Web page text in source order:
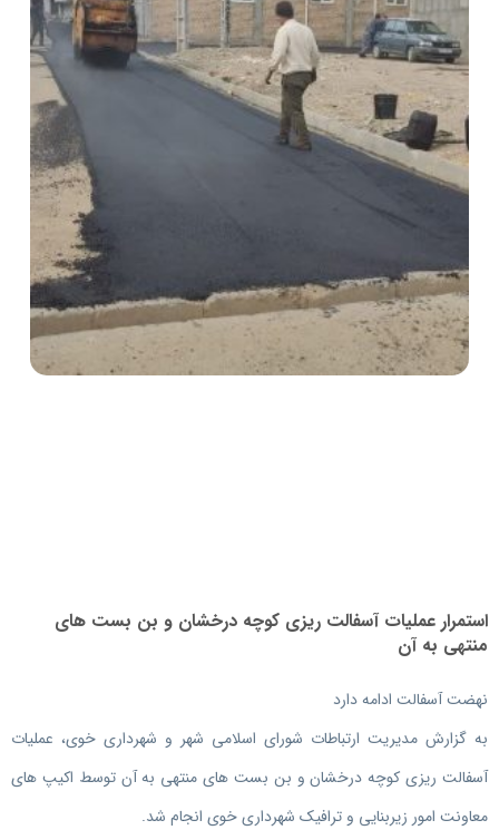
استمرار عملیات آسفالت ریزی کوچه درخشان و بن بست های
منتهی به آن
نهضت آسفالت ادامه دارد
به گزارش مدیریت ارتباطات شورای اسلامی شهر و شهرداری خوی، عملیات
آسفالت ریزی کوچه درخشان و بن بست های منتهی به آن توسط اکیپ های
معاونت امور زیربنایی و ترافیک شهرداری خوی انجام شد.